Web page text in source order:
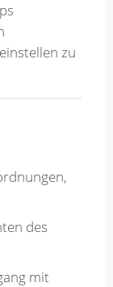
zu
des
mit